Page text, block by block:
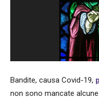
Bandite, causa Covid-19,
non sono mancate alcune